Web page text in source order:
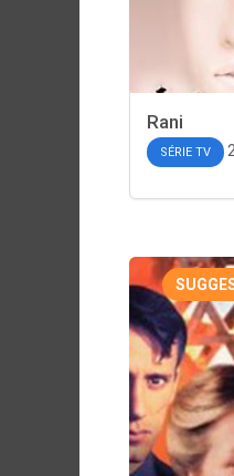
Rani
SÉRIE TV